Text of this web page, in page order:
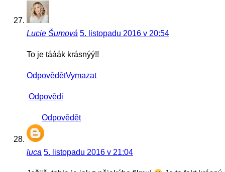
Lucie Šumová 5. listopadu 2016 v 20:54
To je tááák krásnýý!!
OdpovědětVymazat
Odpovědi
Odpovědět
luca 5. listopadu 2016 v 21:04